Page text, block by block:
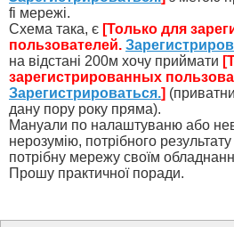
fi мережі.
Схема така, є [Только для
пользователей.
на відстані 200м хочу приймати
зарегистрированных
Зарегистрироваться.]
дану пору року пряма).
Мануали по налаштуваню або
нерозумію, потрібного
потрібну мережу своїм
Прошу практичної поради.